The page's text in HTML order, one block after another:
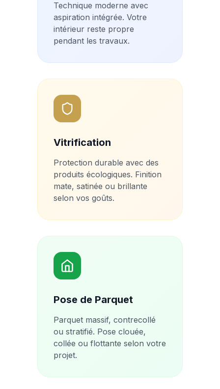
Technique moderne avec
aspiration intégrée. Votre
intérieur reste propre
pendant les travaux.
Vitrification
Protection durable avec des
produits écologiques. Finition
mate, satinée ou brillante
selon vos goûts.
Pose de Parquet
Parquet massif, contrecollé
ou stratifié. Pose clouée,
collée ou flottante selon votre
projet.